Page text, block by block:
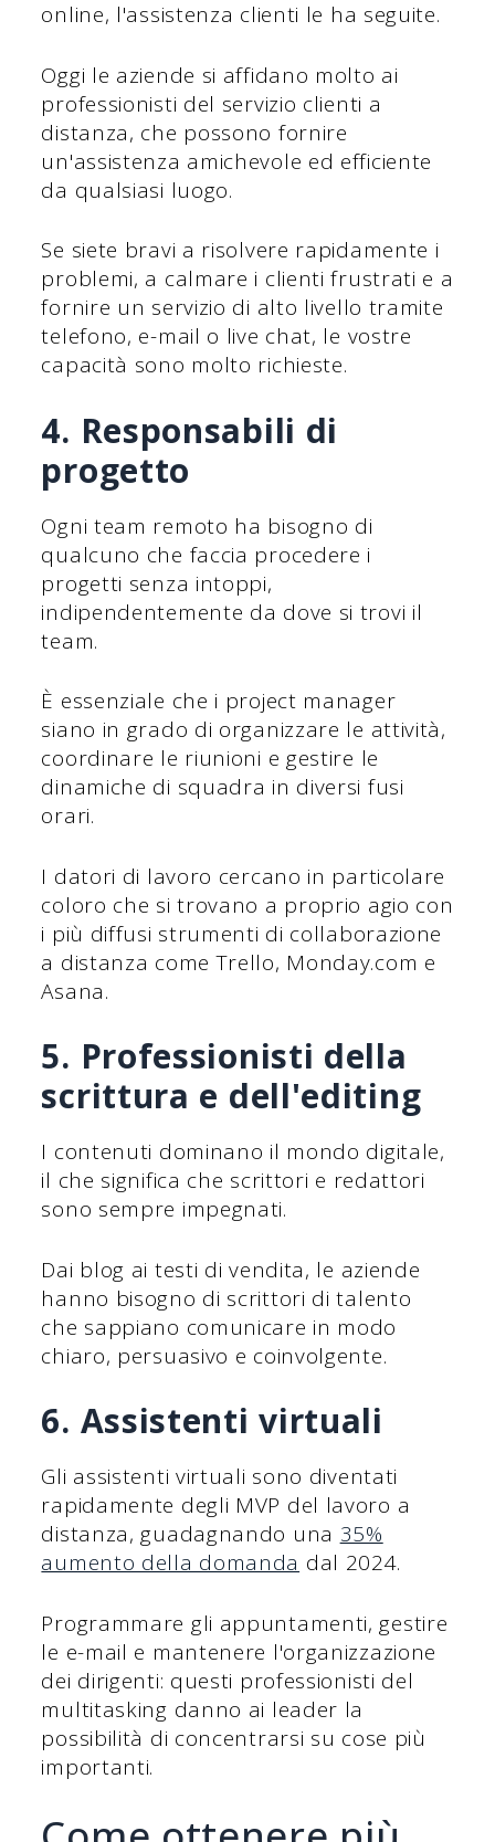
online, l'assistenza clienti le ha seguite.
Oggi le aziende si affidano molto ai
professionisti del servizio clienti a
distanza, che possono fornire
un'assistenza amichevole ed efficiente
da qualsiasi luogo.
Se siete bravi a risolvere rapidamente i
problemi, a calmare i clienti frustrati e a
fornire un servizio di alto livello tramite
telefono, e-mail o live chat, le vostre
capacità sono molto richieste.
4. Responsabili di
progetto
Ogni team remoto ha bisogno di
qualcuno che faccia procedere i
progetti senza intoppi,
indipendentemente da dove si trovi il
team.
È essenziale che i project manager
siano in grado di organizzare le attività,
coordinare le riunioni e gestire le
dinamiche di squadra in diversi fusi
orari.
I datori di lavoro cercano in particolare
coloro che si trovano a proprio agio con
i più diffusi strumenti di collaborazione
a distanza come Trello, Monday.com e
Asana.
5. Professionisti della
scrittura e dell'editing
I contenuti dominano il mondo digitale,
il che significa che scrittori e redattori
sono sempre impegnati.
Dai blog ai testi di vendita, le aziende
hanno bisogno di scrittori di talento
che sappiano comunicare in modo
chiaro, persuasivo e coinvolgente.
6. Assistenti virtuali
Gli assistenti virtuali sono diventati
rapidamente degli MVP del lavoro a
distanza, guadagnando una 35%
aumento della domanda dal 2024.
Programmare gli appuntamenti, gestire
le e-mail e mantenere l'organizzazione
dei dirigenti: questi professionisti del
multitasking danno ai leader la
possibilità di concentrarsi su cose più
importanti.